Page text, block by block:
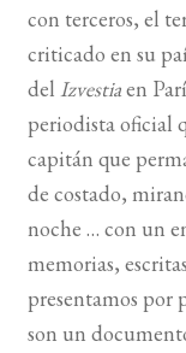
con terceros, el
criticado en su
del Izvestiaen
periodista oficial
capitán que
de costado,
noche … con un
memorias,
presentamos por
son un